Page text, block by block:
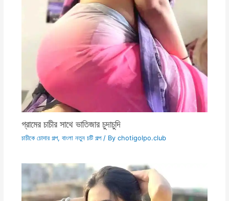
গ্রামের চাচীর সাথে ভাতিজার চুদাচুদি
চাচীকে চোদার গল্প, বাংলা নতুন চটি গল্প/ By chotigolpo.club